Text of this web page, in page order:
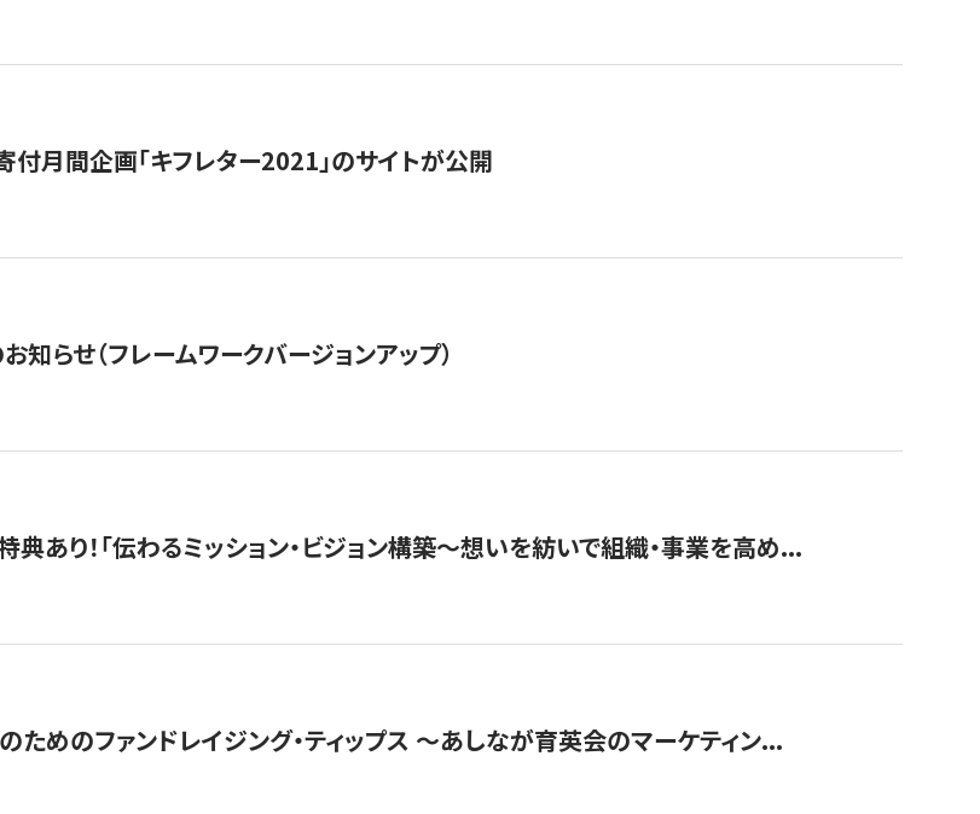
月間企画「キフレター2021」のサイトが公開
知らせ（フレームワークバージョンアップ）
典あり！「伝わるミッション・ビジョン構築〜想いを紡いで組織・事業を高め...
のためのファンドレイジング・ティップス 〜あしなが育英会のマーケティン...